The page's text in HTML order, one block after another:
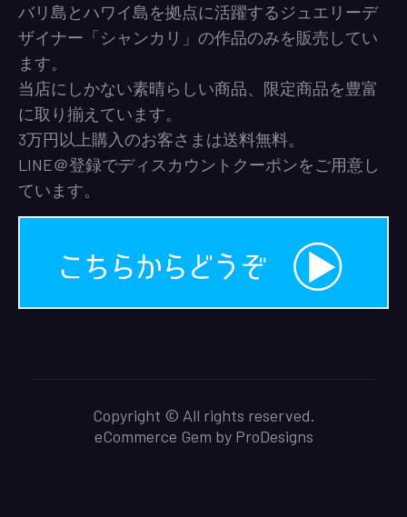
バリ島とハワイ島を拠点に活躍するジュエリーデ
ザイナー「シャンカリ」の作品のみを販売してい
ます。
当店にしかない素晴らしい商品、限定商品を豊富
に取り揃えています。
3万円以上購入のお客さまは送料無料。
LINE＠登録でディスカウントクーポンをご用意し
ています。
Copyright © All rights reserved.
eCommerce Gem by ProDesigns